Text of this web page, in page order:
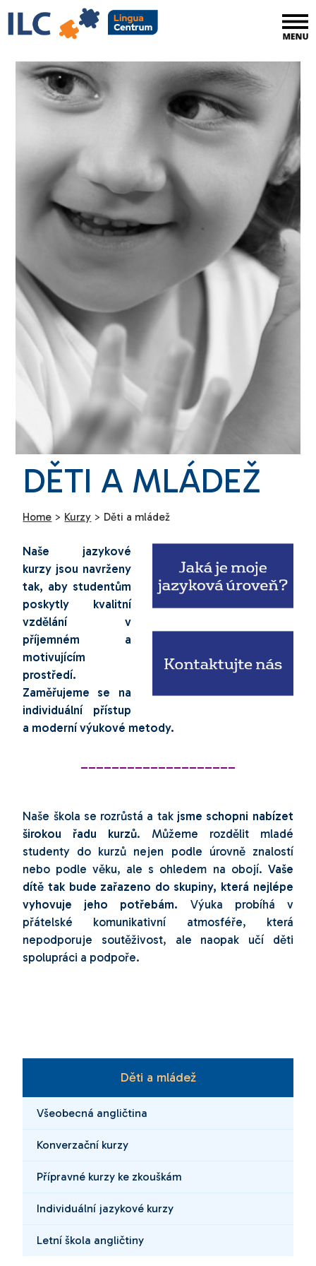
DĚTI A MLÁDEŽ
Home > Kurzy > Děti a mládež
Naše jazykové
kurzy jsou navrženy
tak, aby studentům
poskytly kvalitní
vzdělání v
příjemném a
motivujícím
prostředí.
Zaměřujeme se na
individuální přístup
a moderní výukové metody.
Naše škola se rozrůstá a tak jsme schopni nabízet
širokou řadu kurzů. Můžeme rozdělit mladé
studenty do kurzů nejen podle úrovně znalostí
nebo podle věku, ale s ohledem na obojí. Vaše
dítě tak bude zařazeno do skupiny, která nejlépe
vyhovuje jeho potřebám. Výuka probíhá v
přátelské komunikativní atmosféře, která
nepodporuje soutěživost, ale naopak učí děti
spolupráci a podpoře.
Děti a mládež
Všeobecná angličtina
Konverzační kurzy
Přípravné kurzy ke zkouškám
Individuální jazykové kurzy
Letní škola angličtiny